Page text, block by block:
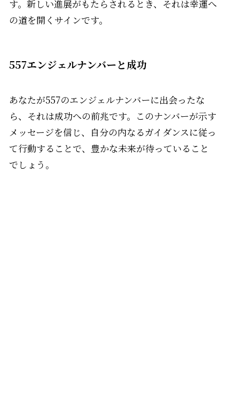
す。新しい進展がもたらされるとき、それは幸運へ
の道を開くサインです。
557エンジェルナンバーと成功
あなたが557のエンジェルナンバーに出会ったな
ら、それは成功への前兆です。このナンバーが示す
メッセージを信じ、自分の内なるガイダンスに従っ
て行動することで、豊かな未来が待っていること
でしょう。